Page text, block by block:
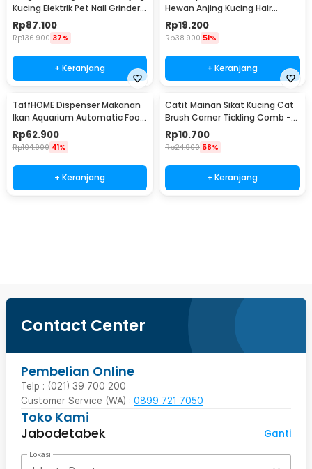
Kucing Elektrik Pet Nail Grinder -
LX01
Rp87.100
Rp136.900 37%
+ Keranjang
Hewan Anjing Kucing Hair
Removal Comb - AES0124
Rp19.200
Rp38.900 51%
+ Keranjang
TaffHOME Dispenser Makanan
Ikan Aquarium Automatic Food
Timer - GA-300D
Rp62.900
Rp104.900 41%
+ Keranjang
Catit Mainan Sikat Kucing Cat
Brush Corner Tickling Comb -
MO59
Rp10.700
Rp24.900 58%
+ Keranjang
Contact Center
Pembelian Online
Telp : (021) 39 700 200
Customer Service (WA) : 0899 721 7050
Toko Kami
Jabodetabek
Ganti
Lokasi